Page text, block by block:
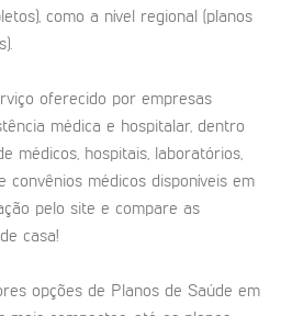
como a nível regional (planos
oferecido por empresas
médica e hospitalar, dentro
médicos, hospitais, laboratórios,
convênios médicos disponíveis em
pelo site e compare as
casa!
opções de Planos de Saúde em